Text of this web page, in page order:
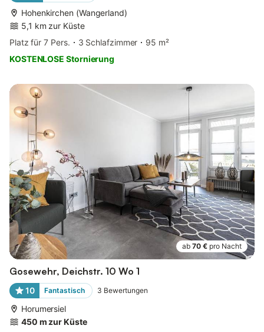
Hohenkirchen (Wangerland)
5,1 km zur Küste
Platz für 7 Pers.
3 Schlafzimmer
95 m²
KOSTENLOSE Stornierung
ab 70 € pro Nacht
Gosewehr, Deichstr. 10 Wo 1
10 Fantastisch 3 Bewertungen
Horumersiel
450 m zur Küste